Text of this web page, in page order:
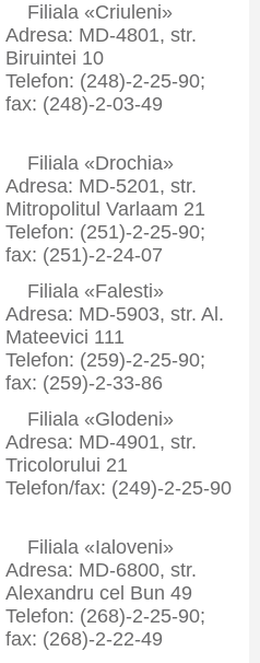
Filiala «Criuleni»
Adresa: MD-4801, str.
Biruintei 10
Telefon: (248)-2-25-90;
fax: (248)-2-03-49
Filiala «Drochia»
Adresa: MD-5201, str.
Mitropolitul Varlaam 21
Telefon: (251)-2-25-90;
fax: (251)-2-24-07
Filiala «Falesti»
Adresa: MD-5903, str. Al.
Mateevici 111
Telefon: (259)-2-25-90;
fax: (259)-2-33-86
Filiala «Glodeni»
Adresa: MD-4901, str.
Tricolorului 21
Telefon/fax: (249)-2-25-90
Filiala «Ialoveni»
Adresa: MD-6800, str.
Alexandru cel Bun 49
Telefon: (268)-2-25-90;
fax: (268)-2-22-49